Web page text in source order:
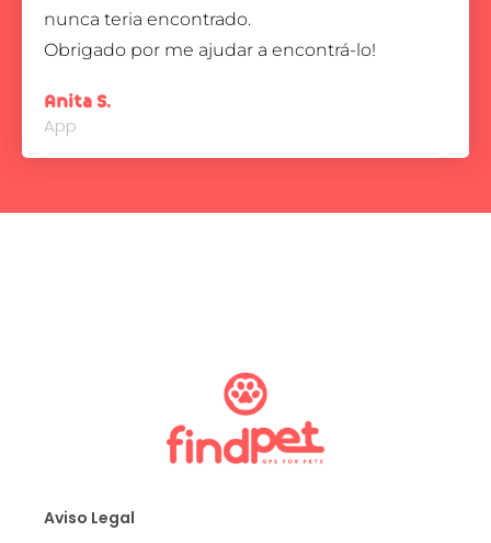
nunca teria encontrado.
Obrigado por me ajudar a encontrá-lo!
Anita S.
App
Aviso Legal